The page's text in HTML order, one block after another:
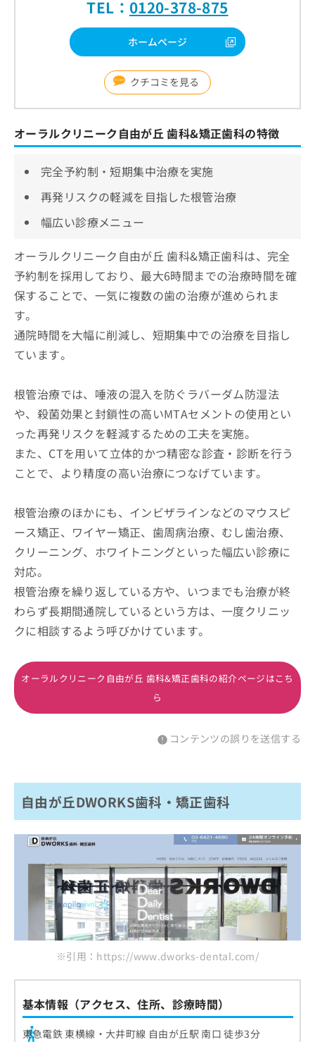
TEL： 0120-378-875
ホームページ
クチコミを見る
オーラルクリニーク自由が丘 歯科&矯正歯科の特徴
完全予約制・短期集中治療を実施
再発リスクの軽減を目指した根管治療
幅広い診療メニュー
オーラルクリニーク自由が丘 歯科&矯正歯科は、完全
予約制を採用しており、最大6時間までの治療時間を確
保することで、一気に複数の歯の治療が進められま
す。
通院時間を大幅に削減し、短期集中での治療を目指し
ています。
根管治療では、唾液の混入を防ぐラバーダム防湿法
や、殺菌効果と封鎖性の高いMTAセメントの使用とい
った再発リスクを軽減するための工夫を実施。
また、CTを用いて立体的かつ精密な診査・診断を行う
ことで、より精度の高い治療につなげています。
根管治療のほかにも、インビザラインなどのマウスピ
ース矯正、ワイヤー矯正、歯周病治療、むし歯治療、
クリーニング、ホワイトニングといった幅広い診療に
対応。
根管治療を繰り返している方や、いつまでも治療が終
わらず長期間通院しているという方は、一度クリニッ
クに相談するよう呼びかけています。
オーラルクリニーク自由が丘 歯科&矯正歯科の紹介ページはこち
ら
コンテンツの誤りを送信する
自由が丘DWORKS歯科・矯正歯科
※引用：https://www.dworks-dental.com/
基本情報（アクセス、住所、診療時間）
東急電鉄 東横線・大井町線 自由が丘駅 南口 徒歩3分